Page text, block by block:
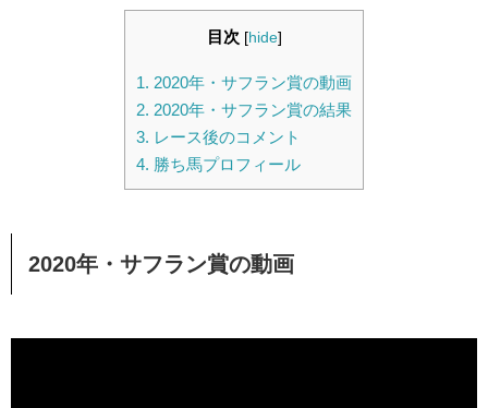
目次 [hide]
1. 2020年・サフラン賞の動画
2. 2020年・サフラン賞の結果
3. レース後のコメント
4. 勝ち馬プロフィール
2020年・サフラン賞の動画